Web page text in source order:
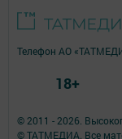
© 2011 - 2026.
© ТАТМЕДИА. Все
Телефон АО
18+